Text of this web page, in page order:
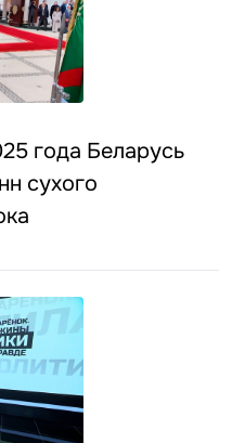
года Беларусь
сухого